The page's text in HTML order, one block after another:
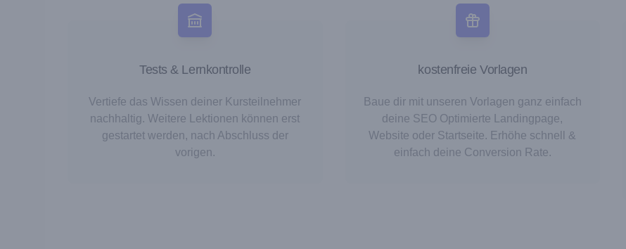
Tests & Lernkontrolle
Vertiefe das Wissen deiner Kursteilnehmer
nachhaltig. Weitere Lektionen können erst
gestartet werden, nach Abschluss der
vorigen.
kostenfreie Vorlagen
Baue dir mit unseren Vorlagen ganz einfach
deine SEO Optimierte Landingpage,
Website oder Startseite. Erhöhe schnell &
einfach deine Conversion Rate.